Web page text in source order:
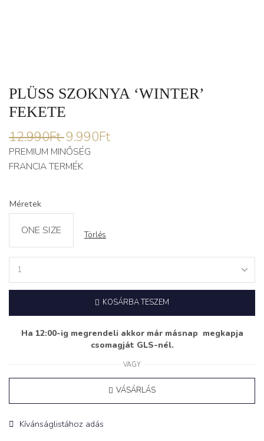
PLÜSS SZOKNYA ‘WINTER’
FEKETE
12.990Ft 9.990Ft
PREMIUM MINŐSÉG
FRANCIA TERMÉK
Méretek
ONE SIZE Törlés
Szoknya
fekete
quantity
KOSÁRBA TESZEM
Ha 12:00-ig megrendeli akkor már másnap megkapja
csomagját GLS-nél.
VAGY
VÁSÁRLÁS
Kívánságlistához adás